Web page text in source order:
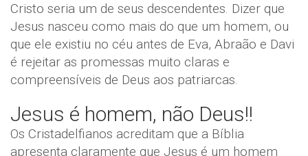
Cristo seria um de seus descendentes. Dizer que
Jesus nasceu como mais do que um homem, ou
que ele existiu no céu antes de Eva, Abraão e Davi
é rejeitar as promessas muito claras e
compreensíveis de Deus aos patriarcas.
Jesus é homem, não Deus!!
Os Cristadelfianos acreditam que a Bíblia
apresenta claramente que Jesus é um homem